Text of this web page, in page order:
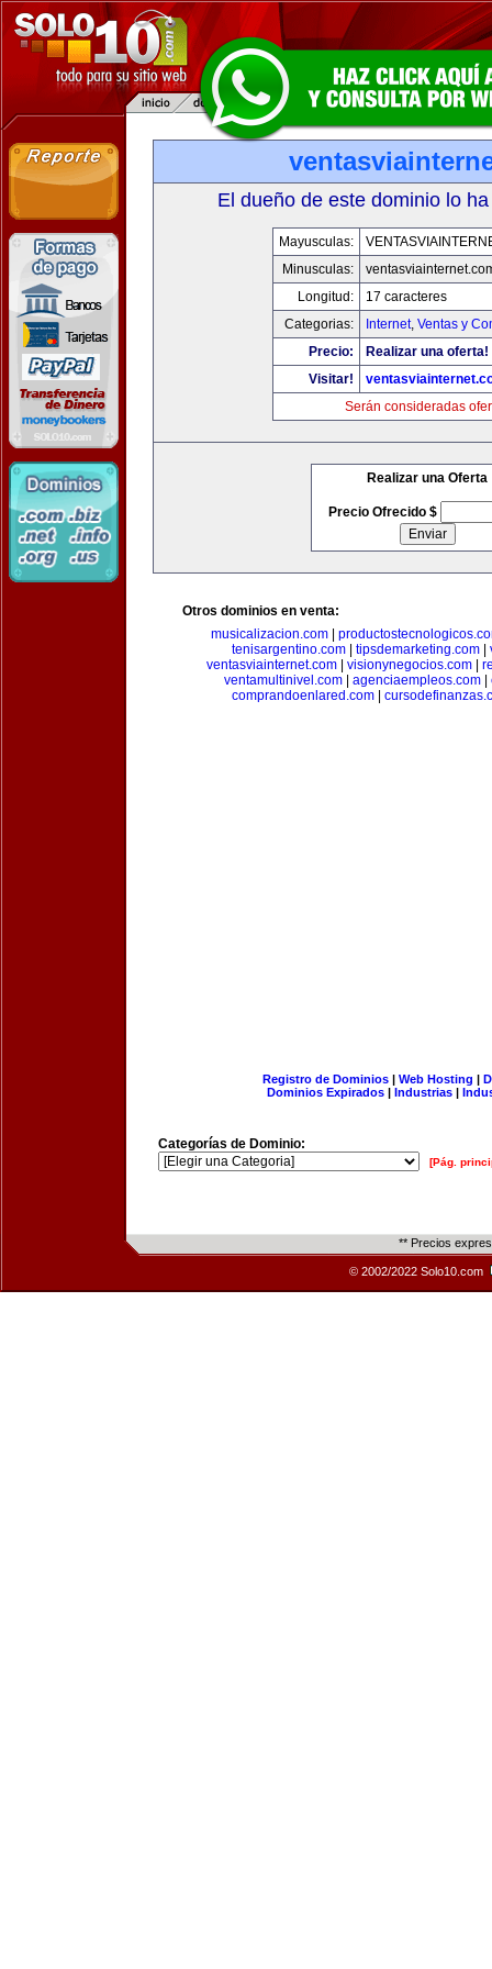
El dueño de este dominio lo
Mayusculas:
Minusculas:
Longitud:
17 caracteres
Categorias:
Internet, Ventas y
Precio:
Realizar una oferta!
Visitar!
Serán consideradas
Realizar una Oferta
Precio Ofrecido $
Otros dominios en venta:
musicalizacion.com|
tenisargentino.com
tipsdemarketing.com
ventasviainternet.com
visionynegocios.com
ventamultinivel.com| agenciaempleos.com|
comprandoenlared.com|
Registro de Dominios| Web Hosting |
Dominios Expirados | Industrias |
Categorías de Dominio:
[Pág.
** Precios
© 2002/2022 Solo10.com